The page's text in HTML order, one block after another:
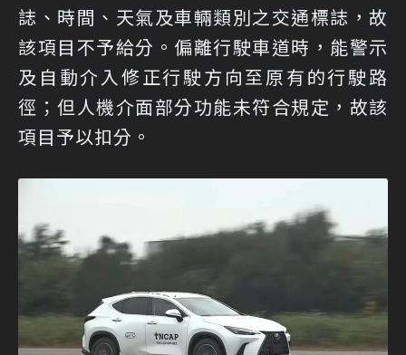
誌、時間、天氣及車輛類別之交通標誌，故
該項目不予給分。偏離行駛車道時，能警示
及自動介入修正行駛方向至原有的行駛路
徑；但人機介面部分功能未符合規定，故該
項目予以扣分。